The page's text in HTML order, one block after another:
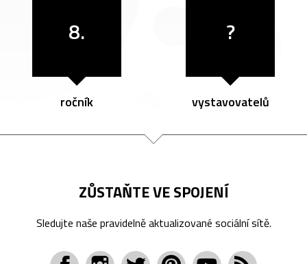
8.
ročník
?
vystavovatelů
ZŮSTAŇTE VE SPOJENÍ
Sledujte naše pravidelně aktualizované sociální sítě.